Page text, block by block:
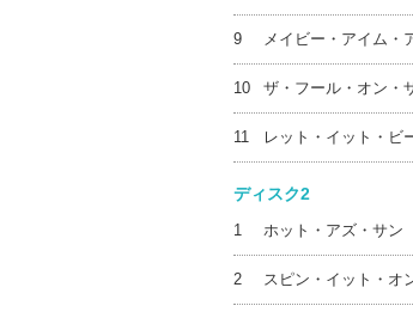
9 メイビー・アイム・
10 ザ・フール・オン・
11 レット・イット・ビ
ディスク2
1 ホット・アズ・サン
2 スピン・イット・オ